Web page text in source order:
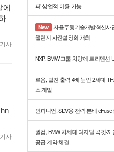
에
사
사
퍼’ 상업적 이용 가능
New
자율주행기술개발혁신사
챌린지 사전설명회 개최
NXP, BMW 그룹 차량에 트리멘션
로옴, 발진 출력 4배 높인 2세대
스 개발
인피니언, SDV용 전력 분배 eFuse
퀄컴, BMW 차세대 디지털 콕핏·
공급 계약 체결